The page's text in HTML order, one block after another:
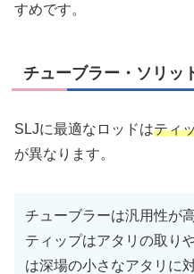
すめです。
チューブラー・ソリッ
SLJに最適なロッドはティ
が異なります。
チューブラーは汎用性が
ティップはアタリの取り
は深場の小さなアタリに